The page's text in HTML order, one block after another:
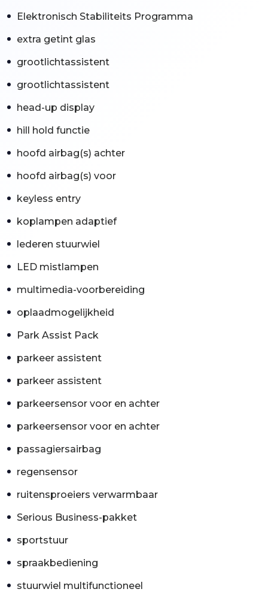
Elektronisch Stabiliteits Programma
extra getint glas
grootlichtassistent
grootlichtassistent
head-up display
hill hold functie
hoofd airbag(s) achter
hoofd airbag(s) voor
keyless entry
koplampen adaptief
lederen stuurwiel
LED mistlampen
multimedia-voorbereiding
oplaadmogelijkheid
Park Assist Pack
parkeer assistent
parkeer assistent
parkeersensor voor en achter
parkeersensor voor en achter
passagiersairbag
regensensor
ruitensproeiers verwarmbaar
Serious Business-pakket
sportstuur
spraakbediening
stuurwiel multifunctioneel